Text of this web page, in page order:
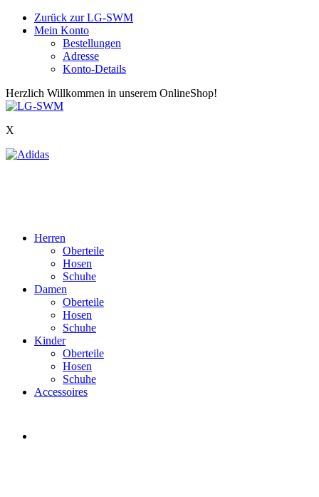
Zurück zur LG-SWM
Mein Konto
Bestellungen
Adresse
Konto-Details
Herzlich Willkommen in unserem OnlineShop!
X
Herren
Oberteile
Hosen
Schuhe
Damen
Oberteile
Hosen
Schuhe
Kinder
Oberteile
Hosen
Schuhe
Accessoires